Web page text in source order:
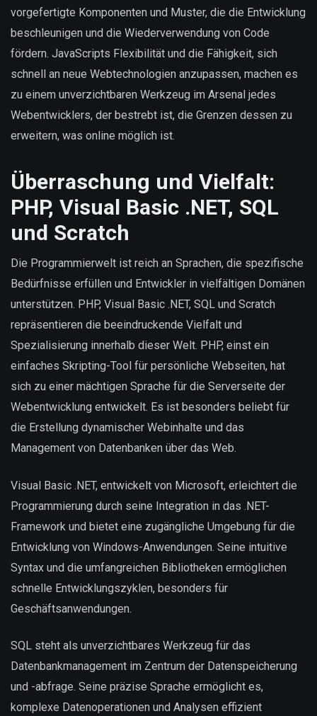
vorgefertigte Komponenten und Muster, die die Entwicklung
beschleunigen und die Wiederverwendung von Code
fördern. JavaScripts Flexibilität und die Fähigkeit, sich
schnell an neue Webtechnologien anzupassen, machen es
zu einem unverzichtbaren Werkzeug im Arsenal jedes
Webentwicklers, der bestrebt ist, die Grenzen dessen zu
erweitern, was online möglich ist.
Überraschung und Vielfalt:
PHP, Visual Basic .NET, SQL
und Scratch
Die Programmierwelt ist reich an Sprachen, die spezifische
Bedürfnisse erfüllen und Entwickler in vielfältigen Domänen
unterstützen. PHP, Visual Basic .NET, SQL und Scratch
repräsentieren die beeindruckende Vielfalt und
Spezialisierung innerhalb dieser Welt. PHP, einst ein
einfaches Skripting-Tool für persönliche Webseiten, hat
sich zu einer mächtigen Sprache für die Serverseite der
Webentwicklung entwickelt. Es ist besonders beliebt für
die Erstellung dynamischer Webinhalte und das
Management von Datenbanken über das Web.
Visual Basic .NET, entwickelt von Microsoft, erleichtert die
Programmierung durch seine Integration in das .NET-
Framework und bietet eine zugängliche Umgebung für die
Entwicklung von Windows-Anwendungen. Seine intuitive
Syntax und die umfangreichen Bibliotheken ermöglichen
schnelle Entwicklungszyklen, besonders für
Geschäftsanwendungen.
SQL steht als unverzichtbares Werkzeug für das
Datenbankmanagement im Zentrum der Datenspeicherung
und -abfrage. Seine präzise Sprache ermöglicht es,
komplexe Datenoperationen und Analysen effizient